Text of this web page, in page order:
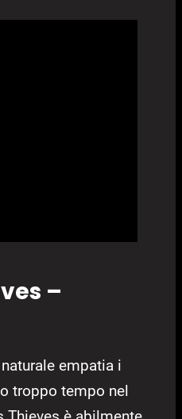
–
empatia i
troppo tempo nel